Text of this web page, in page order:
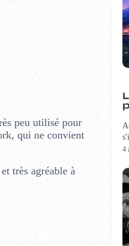
peu utilisé pour
qui ne convient
très agréable à
4